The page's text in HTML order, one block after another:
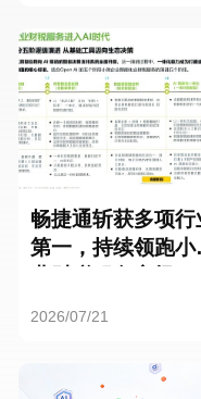
畅捷通斩获多项行
第一，持续领跑小
2026/07/21